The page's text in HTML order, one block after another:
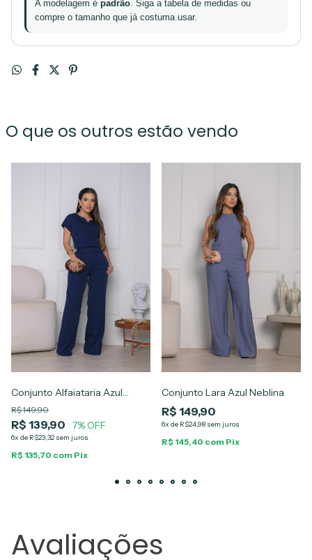
A modelagem é padrão. Siga a tabela de medidas ou
compre o tamanho que já costuma usar.
O que os outros estão vendo
Conjunto Alfaiataria Azul
Marinho Alana
R$ 149,90
R$ 139,90 7% OFF
6x de R$23,32 sem juros
R$ 135,70 com Pix
Conjunto Lara Azul Neblina
R$ 149,90
6x de R$24,98 sem juros
R$ 145,40 com Pix
Avaliações